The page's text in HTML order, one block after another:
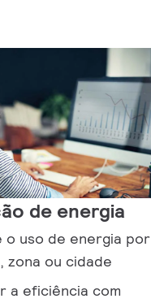
de energia
o uso de energia por
zona ou cidade
a eficiência com